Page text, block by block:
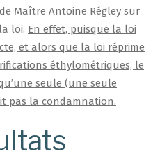
Maître Antoine Régley sur
loi. En effet, puisque la loi
et alors que la loi réprime
éthylométriques, le
seule (une seule
pas la condamnation.